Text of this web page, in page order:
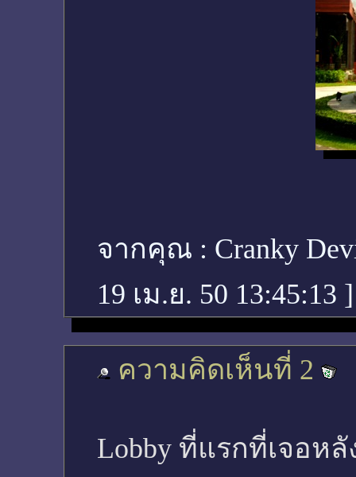
จากคุณ : Cranky
19 เม.ย. 50 13:45:13 ]
ความคิดเห็นที่ 2
Lobby ที่แรกที่เจอห